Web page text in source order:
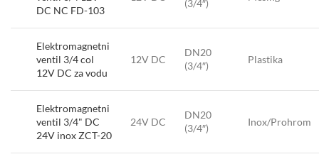
DC NC FD-103
(3/4″)
Elektromagnetni
ventil 3/4 col
12V DC za vodu
12V DC
DN20
(3/4″)
Plastika
Elektromagnetni
ventil 3/4" DC
24V inox ZCT-20
24V DC
DN20
(3/4″)
Inox/Prohrom